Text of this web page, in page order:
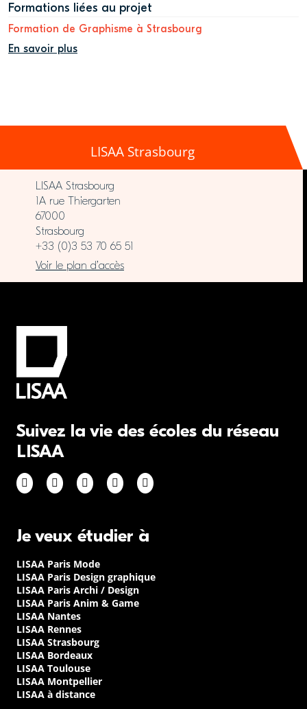
Formations liées au projet
Formation de Graphisme à Strasbourg
En savoir plus
LISAA Strasbourg
LISAA Strasbourg
1A rue Thiergarten
67000
Strasbourg
+33 (0)3 53 70 65 51
Voir le plan d’accès
Suivez la vie des écoles du réseau
LISAA
Je veux étudier à
LISAA Paris Mode
LISAA Paris Design graphique
LISAA Paris Archi / Design
LISAA Paris Anim & Game
LISAA Nantes
LISAA Rennes
LISAA Strasbourg
LISAA Bordeaux
LISAA Toulouse
LISAA Montpellier
LISAA à distance